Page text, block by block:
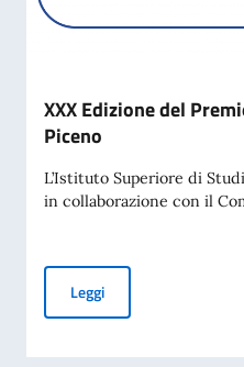
XXX Edizione del
Piceno
L’Istituto Superiore di
in collaborazione con il
LeggiXXX Edizione del